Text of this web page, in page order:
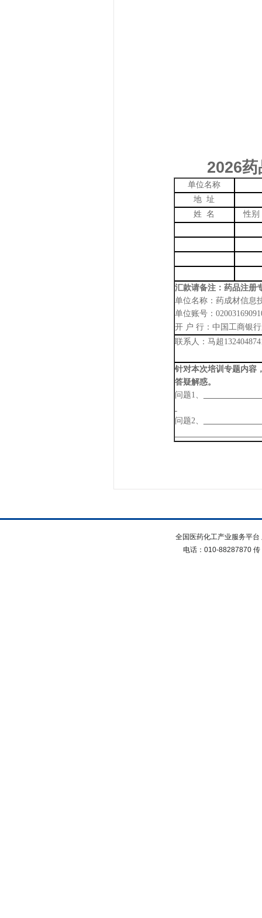
2026药
单位名称
地 址
姓 名 性别
汇款请备注：药品注册
单位名称：药成材信息
单位账号：
开 户 行：中国工商银
联系人：马超
针对本次培训专题内容
答疑解惑。
问题1、
问题2、
全国医药化工产业服务平
电话：010-88287870